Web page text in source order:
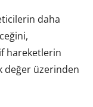
daha
hareketlerin
değer üzerinden